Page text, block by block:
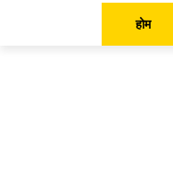
होम